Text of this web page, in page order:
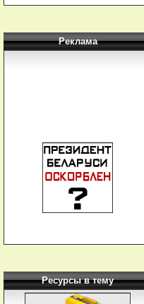
Реклама
Ресурсы в тему